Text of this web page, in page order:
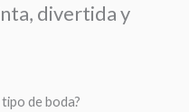
divertida y
de boda?